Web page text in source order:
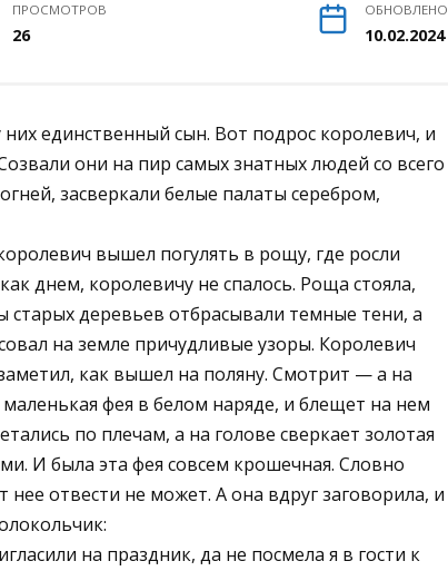
ПРОСМОТРОВ
26
ОБНОВЛЕНО
10.02.2024
единственный сын. Вот подрос королевич, и
они на пир самых знатных людей со всего
засверкали белые палаты серебром,
вышел погулять в рощу, где росли
днем, королевичу не спалось. Роща стояла,
старых деревьев отбрасывали темные тени, а
на земле причудливые узоры. Королевич
как вышел на поляну. Смотрит — а на
фея в белом наряде, и блещет на нем
по плечам, а на голове сверкает золотая
И была эта фея совсем крошечная. Словно
нее отвести не может. А она вдруг заговорила, и
на праздник, да не посмела я в гости к